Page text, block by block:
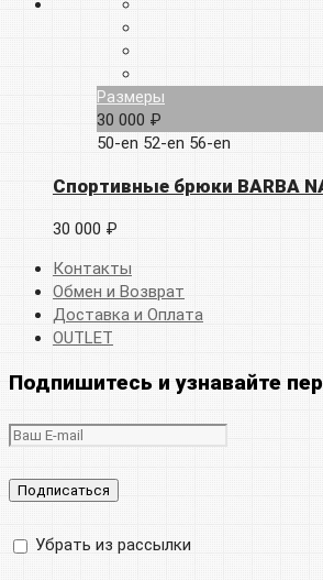
Размеры
30 000 ₽
50-en 52-en 56-en
Спортивные брюки BARBA
30 000 ₽
Контакты
Обмен и Возврат
Доставка и Оплата
OUTLET
Подпишитесь и узнавайте
Убрать из рассылки